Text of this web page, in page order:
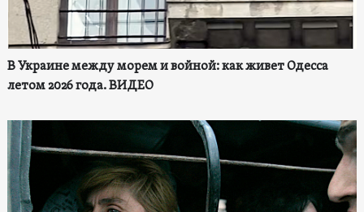
В Украине между морем и войной: как живет Одесса
летом 2026 года. ВИДЕО